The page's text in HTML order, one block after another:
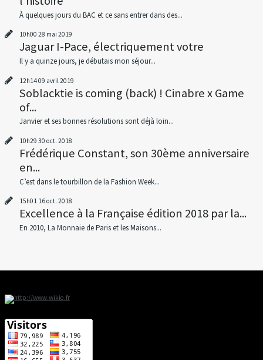
À quelques jours du BAC et ce sans entrer dans des...
10h00 28 mai 2019
Jaguar I-Pace, électriquement votre
Il y a quinze jours, je débutais mon séjour...
12h1409 avril 2019
Soblacktie is coming (back) ! Cinabre x Game
of...
Janvier et ses bonnes résolutions sont déjà loin...
10h29 30 oct. 2018
Frédérique Constant, son 30ème anniversaire
en...
C’est dans le tourbillon de la Fashion Week...
15h01 16oct. 2018
Excellence à la Française édition 2018 par la...
En 2010, La Monnaie de Paris et les Maisons...